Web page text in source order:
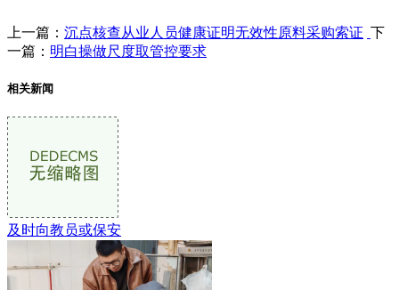
上一篇： 沉点核查从业人员健康证明无效性原料采购索证 下
一篇： 明白操做尺度取管控要求
相关新闻
及时向教员或保安